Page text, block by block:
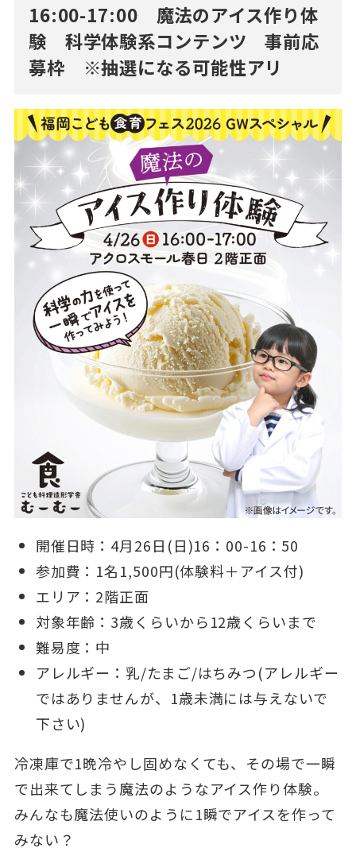
16:00-17:00 魔法のアイス作り体
験 科学体験系コンテンツ 事前応
募枠 ※抽選になる可能性アリ
開催日時：4月26日(日)16：00-16：50
参加費：1名1,500円(体験料＋アイス付)
エリア：2階正面
対象年齢：3歳くらいから12歳くらいまで
難易度：中
アレルギー：乳/たまご/はちみつ(アレルギー
ではありませんが、1歳未満には与えないで
下さい)
冷凍庫で1晩冷やし固めなくても、その場で一瞬
で出来てしまう魔法のようなアイス作り体験。
みんなも魔法使いのように1瞬でアイスを作って
みない？